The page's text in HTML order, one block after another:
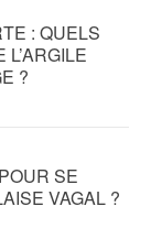
: QUELS
?
SE
VAGAL ?